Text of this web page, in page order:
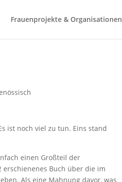
Frauenprojekte & Organisationen
ist noch viel zu tun. Eins stand
einen Großteil der
Buch über die im
Als eine Mahnung davor, was